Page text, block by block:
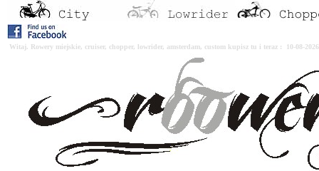
Witaj. Rowery miejskie, cruiser, chopper, lowrider, amsterdam, custom kupisz tu i teraz : 10-08-